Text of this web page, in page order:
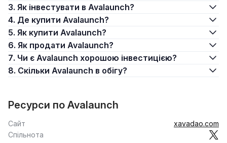
3. Як інвестувати в Avalaunch?
4. Де купити Avalaunch?
5. Як купити Avalaunch?
6. Як продати Avalaunch?
7. Чи є Avalaunch хорошою інвестицією?
8. Скільки Avalaunch в обігу?
Ресурси по Avalaunch
Сайт
xavadao.com
Спільнота